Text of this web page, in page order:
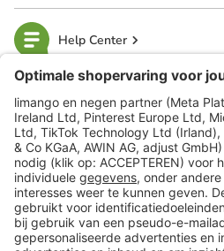
Help Center
limango
Veilig winkelen
Klantenservice
Shop